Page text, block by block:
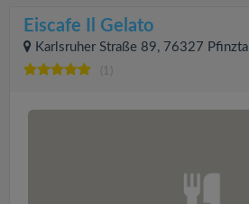
Eiscafe Il Gelato
Karlsruher Straße 89, 76327 Pfinztal
(1)